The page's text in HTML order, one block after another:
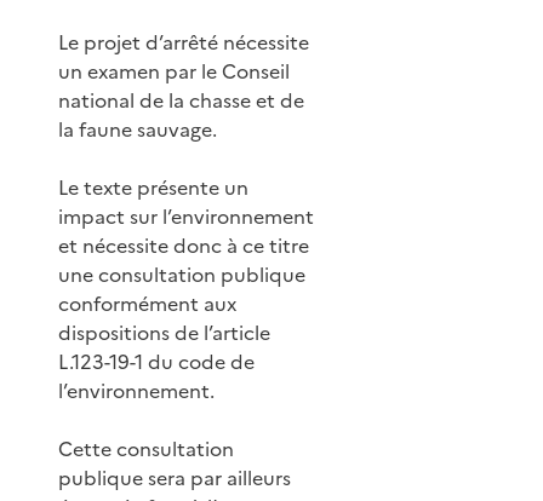
Le projet d’arrêté nécessite
un examen par le Conseil
national de la chasse et de
la faune sauvage.
Le texte présente un
impact sur l’environnement
et nécessite donc à ce titre
une consultation publique
conformément aux
dispositions de l’article
L.123-19-1 du code de
l’environnement.
Cette consultation
publique sera par ailleurs